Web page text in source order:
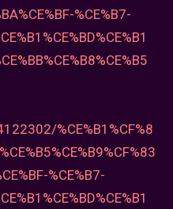
%CE%B7-
%CE%B1%CF%8
%CE%B7-